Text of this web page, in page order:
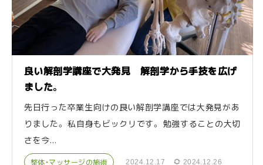
良い解剖学講座で大発見 解剖学から手技を広げ
ました。
先日行った卒業生向けの良い解剖学講座では大発見があ
りました。 私自身もビックリです。 勉強することの大切
さを今...
整体・マッサージの施術 2024.12.17 2024.12.26